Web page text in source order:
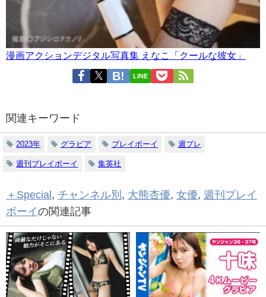
漫画アクションデジタル写真集 えなこ「クールな彼女」
LINE
関連キーワード
2023年 グラビア プレイボーイ 週プレ
週刊プレイボーイ 集英社
＋Special , チャンネル別 , 大熊杏優, 女優, 週刊プレイ
ボーイの関連記事